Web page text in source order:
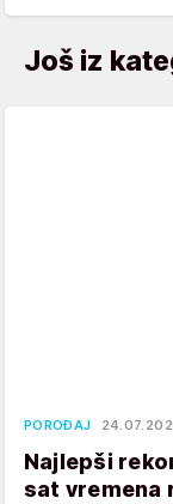
Još iz
POROĐAJ
Najlepši
sat vremena